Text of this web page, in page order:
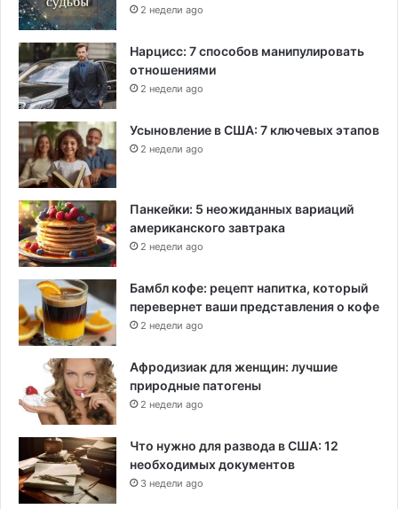
2 недели ago
Нарцисс: 7 способов манипулировать
отношениями
2 недели ago
Усыновление в США: 7 ключевых этапов
2 недели ago
Панкейки: 5 неожиданных вариаций
американского завтрака
2 недели ago
Бамбл кофе: рецепт напитка, который
перевернет ваши представления о кофе
2 недели ago
Афродизиак для женщин: лучшие
природные патогены
2 недели ago
Что нужно для развода в США: 12
необходимых документов
3 недели ago